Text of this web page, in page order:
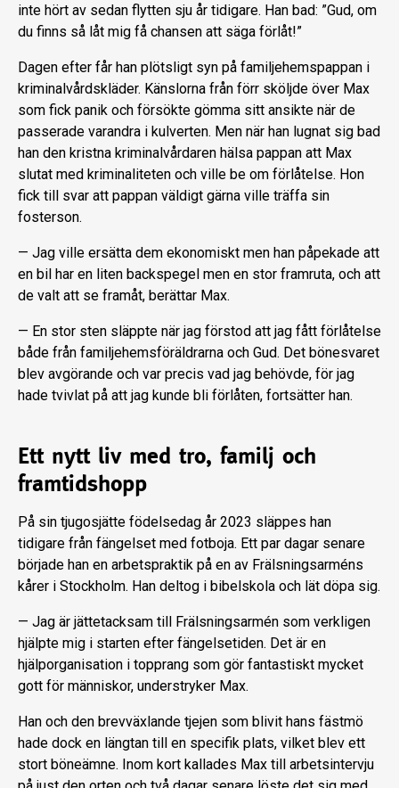
inte hört av sedan flytten sju år tidigare. Han bad: ”Gud, om
du finns så låt mig få chansen att säga förlåt!”
Dagen efter får han plötsligt syn på familjehemspappan i
kriminalvårdskläder. Känslorna från förr sköljde över Max
som fick panik och försökte gömma sitt ansikte när de
passerade varandra i kulverten. Men när han lugnat sig bad
han den kristna kriminalvårdaren hälsa pappan att Max
slutat med kriminaliteten och ville be om förlåtelse. Hon
fick till svar att pappan väldigt gärna ville träffa sin
fosterson.
— Jag ville ersätta dem ekonomiskt men han påpekade att
en bil har en liten backspegel men en stor framruta, och att
de valt att se framåt, berättar Max.
— En stor sten släppte när jag förstod att jag fått förlåtelse
både från familjehemsföräldrarna och Gud. Det bönesvaret
blev avgörande och var precis vad jag behövde, för jag
hade tvivlat på att jag kunde bli förlåten, fortsätter han.
Ett nytt liv med tro, familj och
framtidshopp
På sin tjugosjätte födelsedag år 2023 släppes han
tidigare från fängelset med fotboja. Ett par dagar senare
började han en arbetspraktik på en av Frälsningsarméns
kårer i Stockholm. Han deltog i bibelskola och lät döpa sig.
— Jag är jättetacksam till Frälsningsarmén som verkligen
hjälpte mig i starten efter fängelsetiden. Det är en
hjälporganisation i topprang som gör fantastiskt mycket
gott för människor, understryker Max.
Han och den brevväxlande tjejen som blivit hans fästmö
hade dock en längtan till en specifik plats, vilket blev ett
stort böneämne. Inom kort kallades Max till arbetsintervju